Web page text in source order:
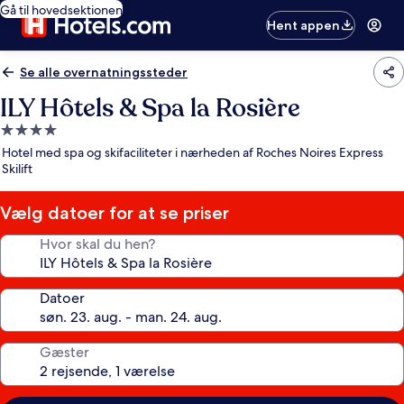
Gå til hovedsektionen
Hent appen
Se alle overnatningssteder
ILY Hôtels & Spa la Rosière
4.0-
stjernet
overnatningssted
Hotel med spa og skifaciliteter i nærheden af Roches Noires Express
Skilift
Vælg datoer for at se priser
Hvor skal du hen?
Datoer
Gæster